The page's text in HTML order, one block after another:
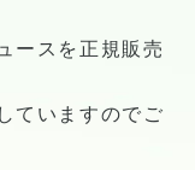
ースを正規販売
ていますのでご